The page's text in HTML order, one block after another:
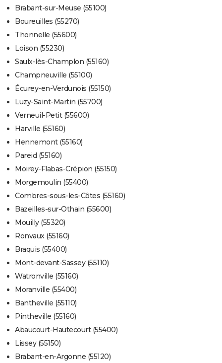
Brabant-sur-Meuse (55100)
Boureuilles (55270)
Thonnelle (55600)
Loison (55230)
Saulx-lès-Champlon (55160)
Champneuville (55100)
Écurey-en-Verdunois (55150)
Luzy-Saint-Martin (55700)
Verneuil-Petit (55600)
Harville (55160)
Hennemont (55160)
Pareid (55160)
Moirey-Flabas-Crépion (55150)
Morgemoulin (55400)
Combres-sous-les-Côtes (55160)
Bazeilles-sur-Othain (55600)
Mouilly (55320)
Ronvaux (55160)
Braquis (55400)
Mont-devant-Sassey (55110)
Watronville (55160)
Moranville (55400)
Bantheville (55110)
Pintheville (55160)
Abaucourt-Hautecourt (55400)
Lissey (55150)
Brabant-en-Argonne (55120)